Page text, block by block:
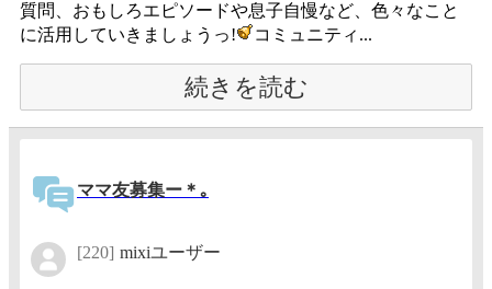
質問、おもしろエピソードや息子自慢など、色々なこと
に活用していきましょうっ!
コミュニティ...
続きを読む
ママ友募集ー＊｡
[220] mixiユーザー